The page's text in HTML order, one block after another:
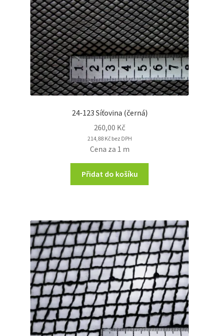
24-123 Síťovina (černá)
260,00 Kč
214,88 Kčbez DPH
Cena za 1 m
Přidat do košíku